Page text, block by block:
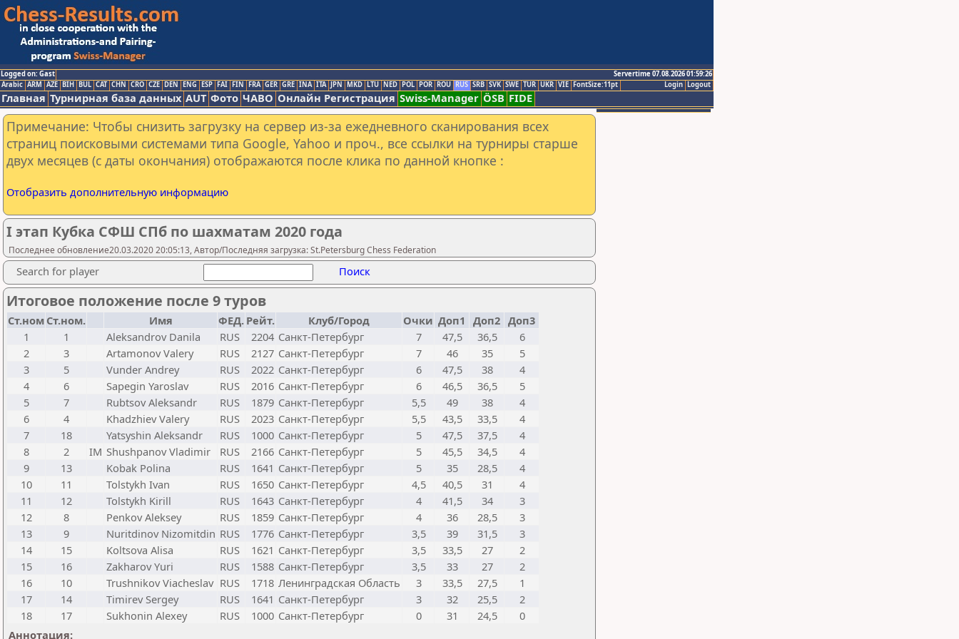
Logged on: Gast
Servertime 07.08.2026 01:59:26
Logout
Login
Arabic ARM AZE BIH BUL CAT CHN CRO CZE DEN ENG ESP FAI FIN FRA GER GRE INA ITA JPN MKD LTU NED POL POR ROU RUS SRB SVK SWE TUR UKR VIE FontSize:11pt
Главная Турнирная база данных AUT Фото ЧАВО Онлайн Регистрация Swiss-Manager ÖSB FIDE
Примечание: Чтобы снизить загрузку на сервер из-за ежедневного сканирования всех
страниц поисковыми системами типа Google, Yahoo и проч., все ссылки на турниры старше
двух месяцев (с даты окончания) отображаются после клика по данной кнопке :
Отобразить дополнительную информацию
I этап Кубка СФШ СПб по шахматам 2020 года
Последнее обновление20.03.2020 20:05:13, Автор/Последняя загрузка: St.Petersburg Chess Federation
Search for player Поиск
Итоговое положение после 9 туров
Ст.ном Ст.ном. Имя ФЕД. Рейт. Клуб/Город Очки Доп1 Доп2 Доп3
1
1 Aleksandrov Danila RUS 2204 Санкт-Петербург 7 47,5 36,5
6
2
3 Artamonov Valery RUS 2127 Санкт-Петербург 7 46 35
5
3
5 Vunder Andrey RUS 2022 Санкт-Петербург 6 47,5 38
4
4
6 Sapegin Yaroslav RUS 2016 Санкт-Петербург 6 46,5 36,5
5
5
7 Rubtsov Aleksandr RUS 1879 Санкт-Петербург 5,5 49 38
4
6
4 Khadzhiev Valery RUS 2023 Санкт-Петербург 5,5 43,5 33,5
4
7
18 Yatsyshin Aleksandr RUS 1000 Санкт-Петербург 5 47,5 37,5
4
8
2 IM Shushpanov Vladimir RUS 2166 Санкт-Петербург 5 45,5 34,5
4
9
13 Kobak Polina RUS 1641 Санкт-Петербург 5 35 28,5
4
10
11 Tolstykh Ivan RUS 1650 Санкт-Петербург 4,5 40,5 31
4
11
12 Tolstykh Kirill RUS 1643 Санкт-Петербург 4 41,5 34
3
12
8 Penkov Aleksey RUS 1859 Санкт-Петербург 4 36 28,5
3
13
9 Nuritdinov Nizomitdin RUS 1776 Санкт-Петербург 3,5 39 31,5
3
14
15 Koltsova Alisa RUS 1621 Санкт-Петербург 3,5 33,5 27
2
15
16 Zakharov Yuri RUS 1588 Санкт-Петербург 3,5 33 27
2
16
10 Trushnikov Viacheslav RUS 1718 Ленинградская Область 3 33,5 27,5
1
17
14 Timirev Sergey RUS 1641 Санкт-Петербург 3 32 25,5
2
18
17 Sukhonin Alexey RUS 1000 Санкт-Петербург 0 31 24,5
0
Аннотация: